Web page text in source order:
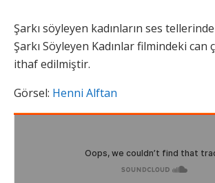
Şarkı söyleyen kadınların ses
Şarkı Söyleyen Kadınlar filmindeki can
ithaf edilmiştir.
Görsel: Henni Alftan